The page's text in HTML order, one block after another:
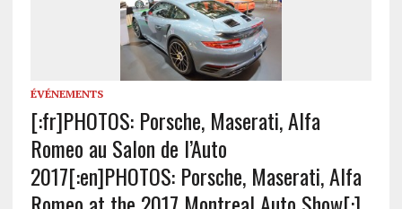
ÉVÉNEMENTS
[:fr]PHOTOS: Porsche, Maserati, Alfa
Romeo au Salon de l’Auto
2017[:en]PHOTOS: Porsche, Maserati, Alfa